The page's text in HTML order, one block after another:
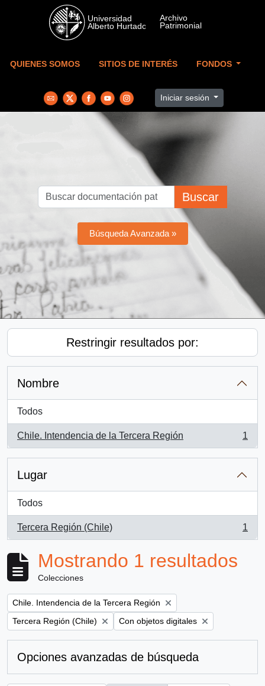
Skip to main content
QUIENES SOMOS SITIOS DE INTERÉS FONDOS
Iniciar sesión
Buscar
Búsqueda Avanzada »
Restringir resultados por:
Nombre
Todos
Chile. Intendencia de la Tercera Región
, 1 resultados
1
Lugar
Todos
Tercera Región (Chile)
, 1 resultados
1
Mostrando 1 resultados
Colecciones
Remove filter:
Chile. Intendencia de la Tercera Región
Remove filter:
Tercera Región (Chile) Remove filter:
Con objetos digitales
Opciones avanzadas de búsqueda